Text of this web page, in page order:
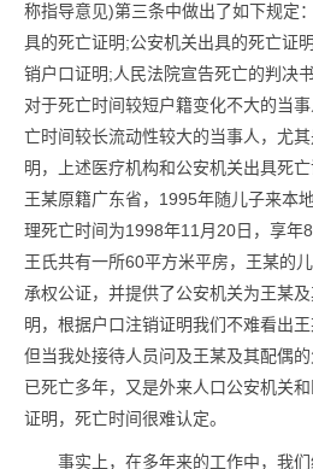
称指导意见)第三条中做出了如下规定
具的死亡证明;公安机关出具的死亡证
销户口证明;人民法院宣告死亡的判决
对于死亡时间较短户籍变化不大的当
亡时间较长流动性较大的当事人，尤
明，上述医疗机构和公安机关出具死亡
王某原籍广东省，1995年随儿子来本
理死亡时间为1998年11月20日，享年
王氏共有一所60平方米平房，王某的
承权公证，并提供了公安机关为王某
明，根据户口注销证明我们不难看出王
但当我处接待人员问及王某及其配偶
已死亡多年，又是外来人口公安机关
证明，死亡时间很难认定。
事实上，在多年来的工作中，我们